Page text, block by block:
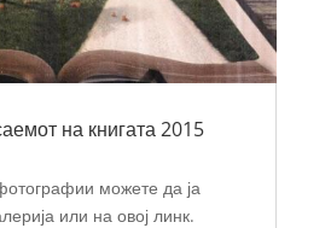
на книгата 2015
можете да ја
или на овој линк.